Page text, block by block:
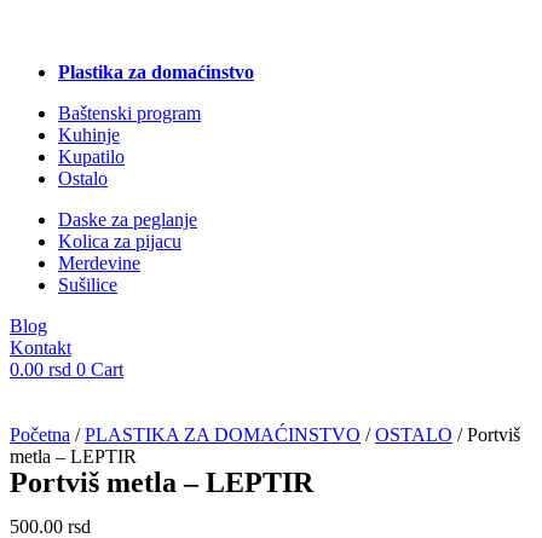
Plastika za domaćinstvo
Baštenski program
Kuhinje
Kupatilo
Ostalo
Daske za peglanje
Kolica za pijacu
Merdevine
Sušilice
Blog
Kontakt
0.00 rsd 0 Cart
Početna /PLASTIKA ZA DOMAĆINSTVO /OSTALO / Portviš
metla – LEPTIR
Portviš metla – LEPTIR
500.00 rsd